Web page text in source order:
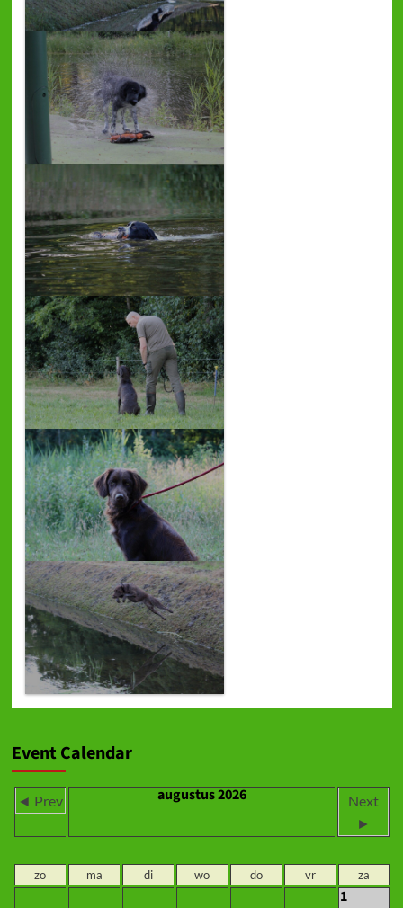
Event Calendar
◄ Prev augustus 2026
Next
►
zo ma di wo do vr za
1